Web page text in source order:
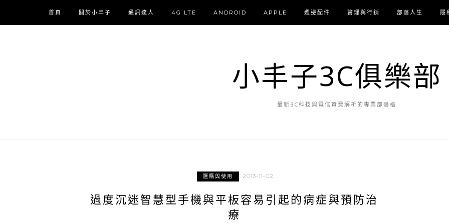
首頁 關於小丰子 通訊達人 4G LTE ANDROID APPLE 週邊配件 管理與行銷 部落人生 隱
小丰子3C俱樂部
最新3C科技與電信資費解析的專業部落格
選購與使用 2013-11-02
過度沉迷智慧型手機與平板容易引起的病症與預防治
療